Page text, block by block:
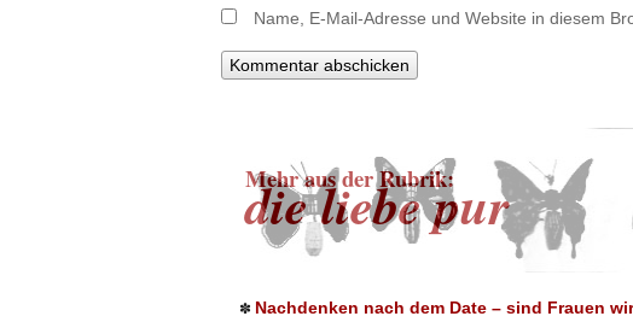
Name, E-Mail-Adresse und Website in diesem
Mehr aus der Rubrik:
die liebe pur
✽ Nachdenken nach dem Date – sind Frauen